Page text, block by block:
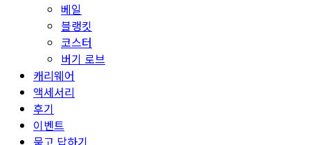
베일
블랭킷
코스터
버기 로브
캐리웨어
액세서리
후기
이벤트
묻고 답하기